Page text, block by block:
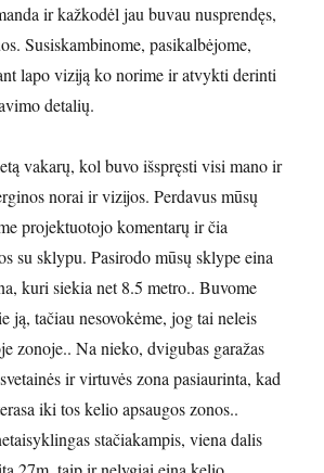
ir kažkodėl jau buvau nusprendęs,
Susiskambinome, pasikalbėjome,
lapo viziją ko norime ir atvykti derinti
detalių.
vakarų, kol buvo išspręsti visi mano ir
norai ir vizijos. Perdavus mūsų
projektuotojo komentarų ir čia
su sklypu. Pasirodo mūsų sklype eina
kuri siekia net 8.5 metro.. Buvome
ją, tačiau nesovokėme, jog tai neleis
zonoje.. Na nieko, dvigubas garažas
ir virtuvės zona pasiaurinta, kad
iki tos kelio apsaugos zonos..
stačiakampis, viena dalis